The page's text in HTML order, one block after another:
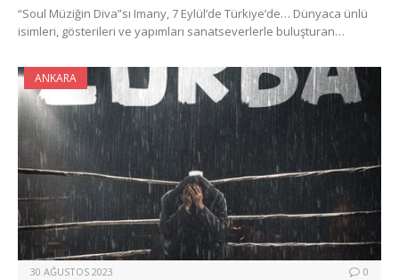
“Soul Müziğin Diva”sı Imany, 7 Eylül’de Türkiye’de… Dünyaca ünlü
isimleri, gösterileri ve yapımları sanatseverlerle buluşturan…
ANKARA
30 AĞUSTOS 2023 0